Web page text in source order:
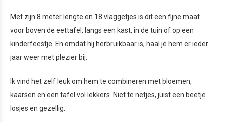
Met zijn 8 meter lengte en 18 vlaggetjes is dit een fijne maat
voor boven de eettafel, langs een kast, in de tuin of op een
kinderfeestje. En omdat hij herbruikbaar is, haal je hem er ieder
jaar weer met plezier bij.
Ik vind het zelf leuk om hem te combineren met bloemen,
kaarsen en een tafel vol lekkers. Niet te netjes, juist een beetje
losjes en gezellig.